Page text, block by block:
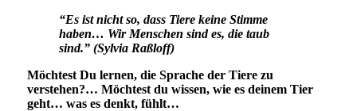
“Es ist nicht so, dass Tiere keine Stimme
haben… Wir Menschen sind es, die taub
sind.” (Sylvia Raßloff)
Möchtest Du lernen, die Sprache der Tiere zu
verstehen?… Möchtest du wissen, wie es deinem Tier
geht… was es denkt, fühlt…